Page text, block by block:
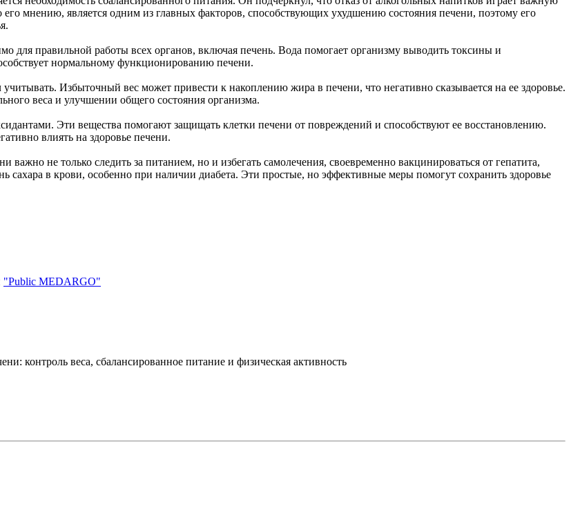
мнению, является одним из главных факторов, способствующих ухудшению состояния печени, поэтому его
для правильной работы всех органов, включая печень. Вода помогает организму выводить токсины и
нормальному функционированию печени.
Избыточный вес может привести к накоплению жира в печени, что негативно сказывается на ее здоровье.
веса и улучшении общего состояния организма.
Эти вещества помогают защищать клетки печени от повреждений и способствуют ее восстановлению.
влиять на здоровье печени.
не только следить за питанием, но и избегать самолечения, своевременно вакцинироваться от гепатита,
сахара в крови, особенно при наличии диабета. Эти простые, но эффективные меры помогут сохранить здоровье
"Public MEDARGO"
контроль веса, сбалансированное питание и физическая активность